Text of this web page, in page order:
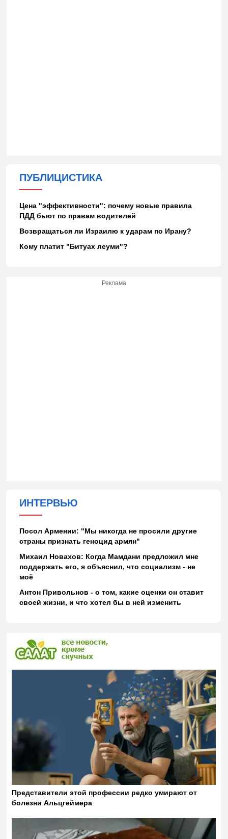
ПУБЛИЦИСТИКА
Цена "эффективности": почему новые правила
ПДД бьют по правам водителей
Возвращаться ли Израилю к ударам по Ирану?
Кому платит "Битуах леуми"?
Реклама
ИНТЕРВЬЮ
Посол Армении: "Мы никогда не просили другие
страны признать геноцид армян"
Михаил Новахов: Когда Мамдани предложил мне
поддержать его, я объяснил, что социализм - не
моё
Антон Привольнов - о том, какие оценки он ставит
своей жизни, и что хотел бы в ней изменить